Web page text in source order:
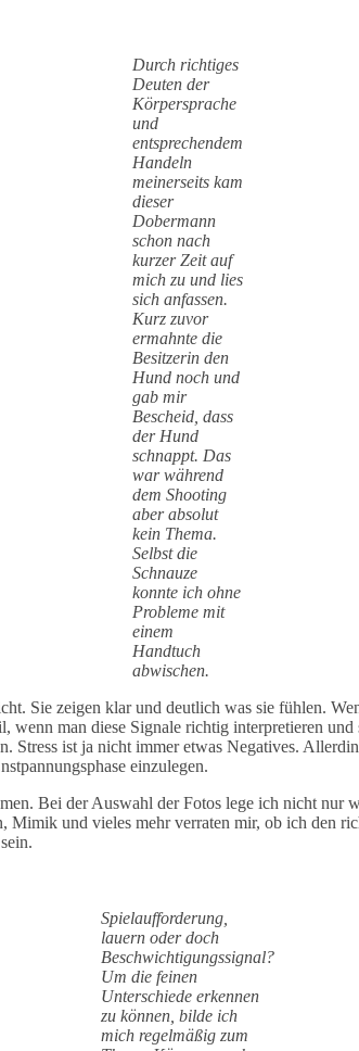
Durch richtiges
Deuten der
Körpersprache
und
entsprechendem
Handeln
meinerseits kam
dieser
Dobermann
schon nach
kurzer Zeit auf
mich zu und lies
sich anfassen.
Kurz zuvor
ermahnte die
Besitzerin den
Hund noch und
gab mir
Bescheid, dass
der Hund
schnappt. Das
war während
dem Shooting
aber absolut
kein Thema.
Selbst die
Schnauze
konnte ich ohne
Probleme mit
einem
Handtuch
abwischen.
Sie zeigen klar und deutlich was sie fühlen.
wenn man diese Signale richtig interpretieren
Stress ist ja nicht immer etwas Negatives.
einzulegen.
Bei der Auswahl der Fotos lege ich nicht nur
und vieles mehr verraten mir, ob ich den
Spielaufforderung,
lauern oder doch
Beschwichtigungssignal?
Um die feinen
Unterschiede erkennen
zu können, bilde ich
mich regelmäßig zum